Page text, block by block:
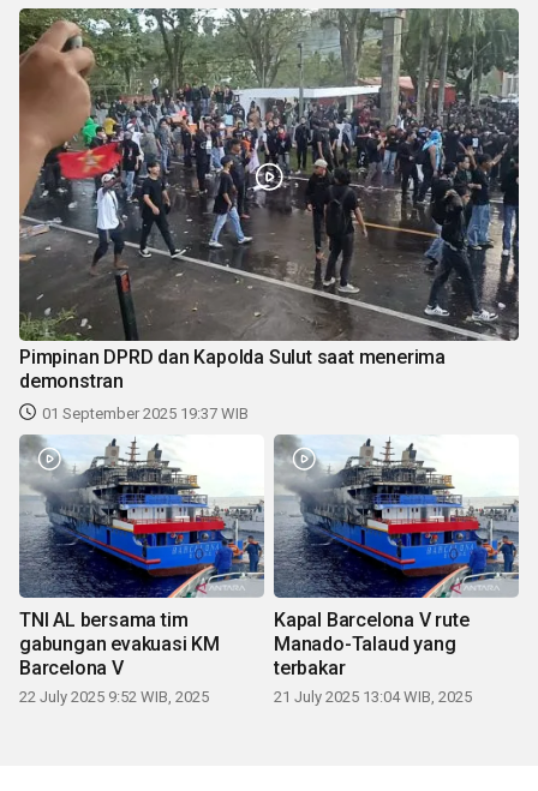
Pimpinan DPRD dan Kapolda Sulut saat menerima
demonstran
01 September 2025 19:37 WIB
TNI AL bersama tim
gabungan evakuasi KM
Barcelona V
22 July 2025 9:52 WIB, 2025
Kapal Barcelona V rute
Manado-Talaud yang
terbakar
21 July 2025 13:04 WIB, 2025